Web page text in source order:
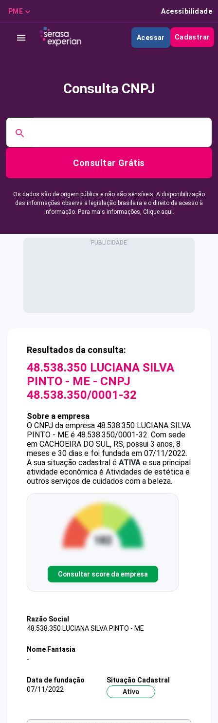
PME Acessibilidade
Acessar Cadastrar
Consulta CNPJ
Consultar Grátis
Os dados são de origem pública e não são sensíveis. A disponibilização
das informações observa a legislação brasileira e o direito de acesso à
informação. Para mais informações, Clique aqui.
Resultados da consulta:
48.538.350 LUCIANA SILVA
PINTO - ME - CNPJ
48.538.350/0001-32
Sobre a empresa
O CNPJ da empresa 48.538.350 LUCIANA SILVA
PINTO - ME é 48.538.350/0001-32. Com sede
em CACHOEIRA DO SUL, RS, possui 3 anos, 8
meses e 30 dias e foi fundada em 07/11/2022.
A sua situação cadastral é ATIVA e sua principal
atividade econômica é Atividades de estética e
outros serviços de cuidados com a beleza.
Consultar score da empresa
Razão Social
48.538.350 LUCIANA SILVA PINTO - ME
Nome Fantasia
-
Data de fundação
07/11/2022
Situação Cadastral
Ativa